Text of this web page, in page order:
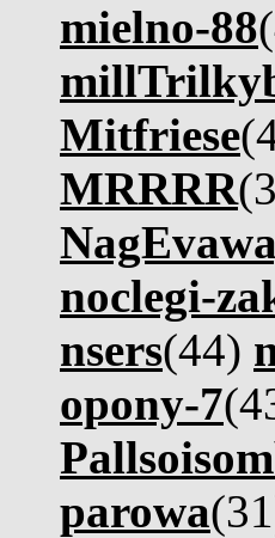
mielno-88
Mitfriese
MRRRR
noclegi-
nsers(44)
opony-7
parowa